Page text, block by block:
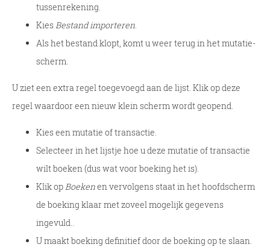
tussenrekening.
Kies Bestand importeren.
Als het bestand klopt, komt u weer terug in het mutatie-
scherm.
U ziet een extra regel toegevoegd aan de lijst. Klik op deze
regel waardoor een nieuw klein scherm wordt geopend.
Kies een mutatie of transactie.
Selecteer in het lijstje hoe u deze mutatie of transactie
wilt boeken (dus wat voor boeking het is).
Klik opBoekenen vervolgens staat in het hoofdscherm
de boeking klaar met zoveel mogelijk gegevens
ingevuld..
U maakt boeking definitief door de boeking op te slaan.